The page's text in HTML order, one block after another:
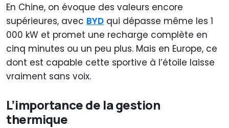
En Chine, on évoque des valeurs encore
supérieures, avec BYD qui dépasse même les 1
000 kW et promet une recharge complète en
cinq minutes ou un peu plus. Mais en Europe, ce
dont est capable cette sportive à l’étoile laisse
vraiment sans voix.
L’importance de la gestion
thermique